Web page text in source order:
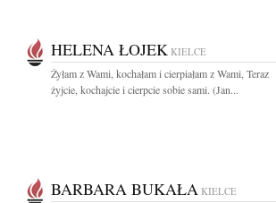
HELENA ŁOJEK KIELCE
Żyłam z Wami, kochałam i cierpiałam z Wami, Teraz
żyjcie, kochajcie i cierpcie sobie sami. (Jan...
BARBARA BUKAŁA KIELCE